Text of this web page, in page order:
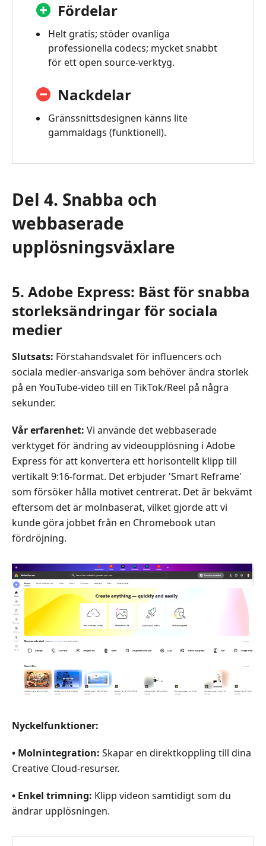
Fördelar
Helt gratis; stöder ovanliga
professionella codecs; mycket snabbt
för ett open source‑verktyg.
Nackdelar
Gränssnittsdesignen känns lite
gammaldags (funktionell).
Del 4. Snabba och
webbaserade
upplösningsväxlare
5. Adobe Express: Bäst för snabba
storleksändringar för sociala
medier
Slutsats: Förstahandsvalet för influencers och
sociala medier‑ansvariga som behöver ändra storlek
på en YouTube‑video till en TikTok/Reel på några
sekunder.
Vår erfarenhet: Vi använde det webbaserade
verktyget för ändring av videoupplösning i Adobe
Express för att konvertera ett horisontellt klipp till
vertikalt 9:16‑format. Det erbjuder 'Smart Reframe'
som försöker hålla motivet centrerat. Det är bekvämt
eftersom det är molnbaserat, vilket gjorde att vi
kunde göra jobbet från en Chromebook utan
fördröjning.
Nyckelfunktioner:
• Molnintegration: Skapar en direktkoppling till dina
Creative Cloud‑resurser.
• Enkel trimning: Klipp videon samtidigt som du
ändrar upplösningen.